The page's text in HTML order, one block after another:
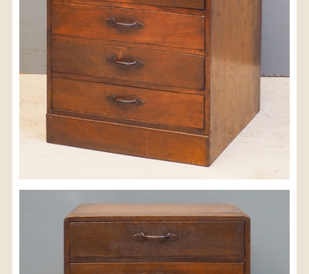
示されます。
お届け先
送料ランク
配送料金(税込)
03-3468-0853